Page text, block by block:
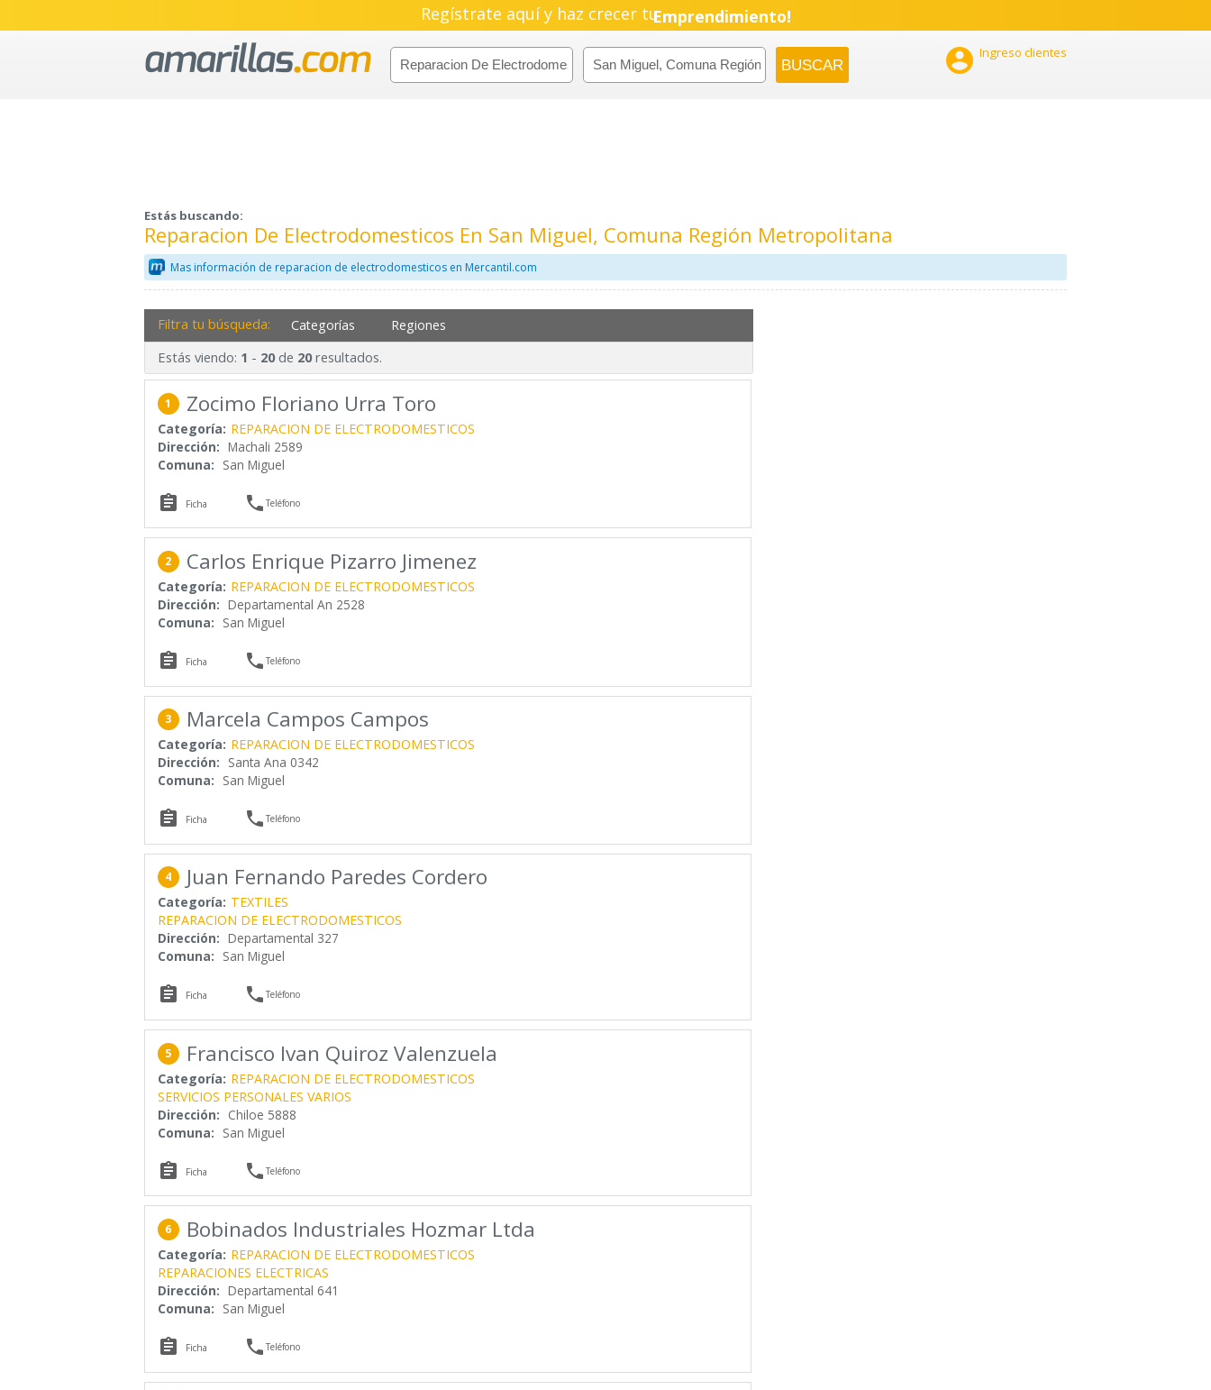
Regístrate aquí y haz crecer tuEmprendimiento!
 Ingreso clientes
Estás buscando:
Reparacion De Electrodomesticos En San Miguel, Comuna Región Metropolitana
Mas información de reparacion de electrodomesticos en Mercantil.com
Filtra tu búsqueda: Categorías Regiones
Estás viendo: 1 - 20de 20resultados.
1 Zocimo Floriano Urra Toro
Categoría: REPARACION DE ELECTRODOMESTICOS
Dirección: Machali 2589
Comuna: San Miguel
 Ficha Teléfono
2 Carlos Enrique Pizarro Jimenez
Categoría: REPARACION DE ELECTRODOMESTICOS
Dirección: Departamental An 2528
Comuna: San Miguel
 Ficha Teléfono
3 Marcela Campos Campos
Categoría: REPARACION DE ELECTRODOMESTICOS
Dirección: Santa Ana 0342
Comuna: San Miguel
 Ficha Teléfono
4 Juan Fernando Paredes Cordero
Categoría: TEXTILES
REPARACION DE ELECTRODOMESTICOS
Dirección: Departamental 327
Comuna: San Miguel
 Ficha Teléfono
5 Francisco Ivan Quiroz Valenzuela
Categoría: REPARACION DE ELECTRODOMESTICOS
SERVICIOS PERSONALES VARIOS
Dirección: Chiloe 5888
Comuna: San Miguel
 Ficha Teléfono
6 Bobinados Industriales Hozmar Ltda
Categoría: REPARACION DE ELECTRODOMESTICOS
REPARACIONES ELECTRICAS
Dirección: Departamental 641
Comuna: San Miguel
 Ficha Teléfono